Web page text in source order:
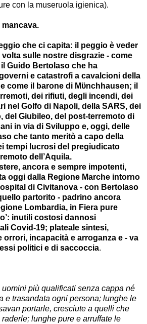
con la museruola igienica).
che ci capita: il peggio è veder
sulle nostre disgrazie - come
Guido Bertolaso che ha
e catastrofi a cavalcioni della
come il barone di Mϋnchhausen; il
dei rifiuti, degli incendi, dei
nel Golfo di Napoli, della SARS, dei
del Giubileo, del post-terremoto di
in via di Sviluppo e, oggi, delle
che tanto meritò a capo della
tempi lucrosi del pregiudicato
dell’Aquila.
ancora e sempre impotenti,
oggi dalla Regione Marche intorno
di Civitanova - con Bertolaso
partorito - padrino ancora
Lombardia, in Fiera pure
inutili costosi dannosi
Covid-19; plateale sintesi,
orrori, incapacità e arroganza e - va
politici e di saccoccia.
più qualificati senza cappa né
e trasandata ogni persona; lunghe le
portarle, cresciute a quelli che
lunghe pure e arruffate le